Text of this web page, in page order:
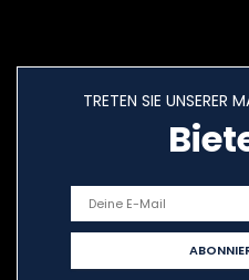
TRETEN SIE UNSERER